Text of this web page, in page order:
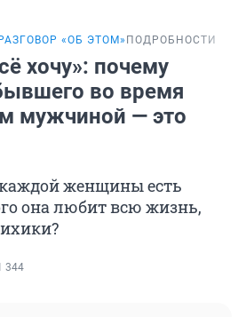
«ОБ ЭТОМ» ПОДРОБНОСТИ
хочу»: почему
во время
мужчиной — это
женщины есть
она любит всю жизнь,
344